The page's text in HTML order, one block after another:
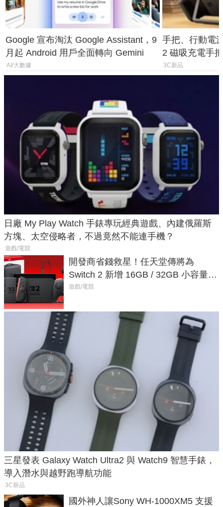
Google 宣布淘汰 Google Assistant，9
月起 Android 用戶全面轉向 Gemini
AI/大數據
手把、行動電
2 磁吸充電手
倍
3C新品
日廠 My Play Watch 手錶專玩經典遊戲、內建俄羅斯
方塊、太空侵略者，不過竟然不能連手機？
遊戲/電競
開發商省錢救星！任天堂傳將為
Switch 2 新增 16GB / 32GB 小容量遊
戲卡的選擇
遊戲/電競
三星發表 Galaxy Watch Ultra2 與 Watch9 智慧手錶，
導入潛水與越野跑導航功能
3C新品
國外神人讓Sony WH-1000XM5 支援